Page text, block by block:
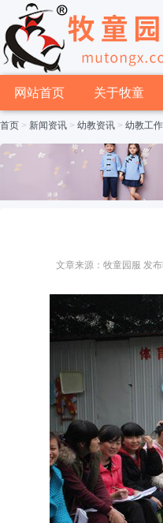
网站首页 关于牧童
首页 > 新闻资讯 > 幼教资讯 > 幼教工
文章来源：牧童园服 发